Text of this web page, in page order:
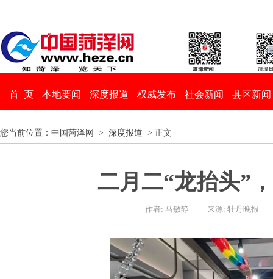
首 页 本地要闻 深度报道 权威发布 社会新闻 县区新闻
您当前位置： 中国菏泽网 > 深度报道 > 正文
二月二“龙抬头”
作者: 马敏静 来源: 牡丹晚报